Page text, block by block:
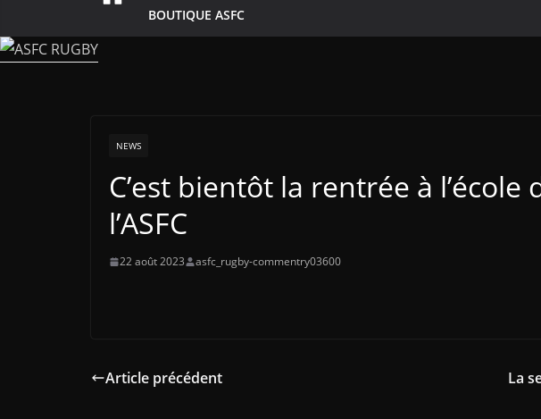
BOUTIQUE ASFC
NEWS
C’est bientôt la rentrée à l’école
l’ASFC
22 août 2023 asfc_rugby-commentry03600
Article précédent La